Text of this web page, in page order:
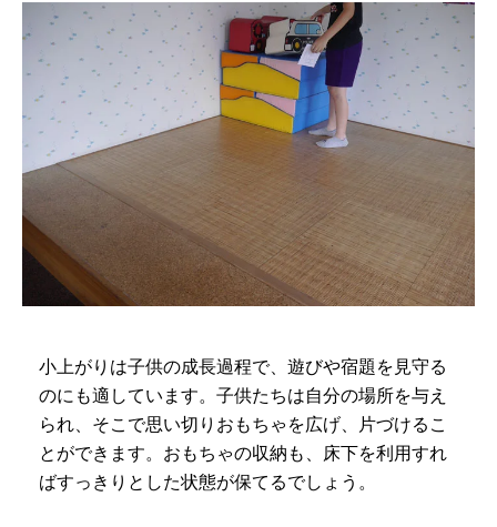
小上がりは子供の成長過程で、遊びや宿題を見守る
のにも適しています。子供たちは自分の場所を与え
られ、そこで思い切りおもちゃを広げ、片づけるこ
とができます。おもちゃの収納も、床下を利用すれ
ばすっきりとした状態が保てるでしょう。